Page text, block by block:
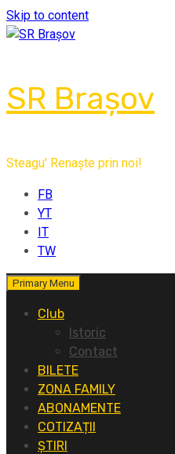
Skip to content
SR Brașov
Steagu' Renaște prin noi!
FB
YT
IT
TW
Primary Menu
Club
Istoric
Contact
BILETE
ZONA FAMILY
ABONAMENTE
COTIZAȚII
ȘTIRI